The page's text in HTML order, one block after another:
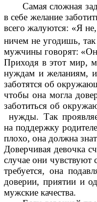
Самая сложная
в себе желание
всего жалуются: «Я
ничем не угодишь,
мужчины говорят:
Приходя в этот мир,
нуждам и желаниям,
заботятся об
чтобы она могла
заботиться об
нужды. Так
на поддержку
плохо, она должна
Доверчивая девочка
случае они чувствуют
требуется, она
доверии, приятии и
мужские качества.